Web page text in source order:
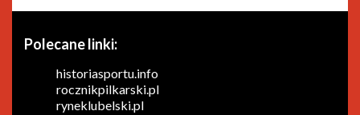
Polecane linki:
historiasportu.info
rocznikpilkarski.pl
ryneklubelski.pl